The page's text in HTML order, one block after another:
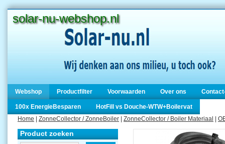
solar-nu-webshop.nl
Webshop Productfilter Voorwaarden Over ons
100x EnergieBesparen
HotFill vs Douche-WTW+Boilervat
Home
ZonneCollector / ZonneBoiler ZonneCollector / Boiler Materiaal
Product zoeken